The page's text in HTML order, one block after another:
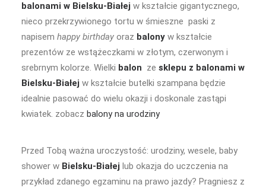
balonami w Bielsku-Białej w kształcie gigantycznego,
nieco przekrzywionego tortu w śmieszne paski z
napisem happy birthday oraz balony w kształcie
prezentów ze wstążeczkami w złotym, czerwonym i
srebrnym kolorze. Wielki balon ze sklepu z balonami w
Bielsku-Białej w kształcie butelki szampana będzie
idealnie pasować do wielu okazji i doskonale zastąpi
kwiatek. zobacz balony na urodziny
Przed Tobą ważna uroczystość: urodziny, wesele, baby
shower w Bielsku-Białej lub okazja do uczczenia na
przykład zdanego egzaminu na prawo jazdy? Pragniesz z